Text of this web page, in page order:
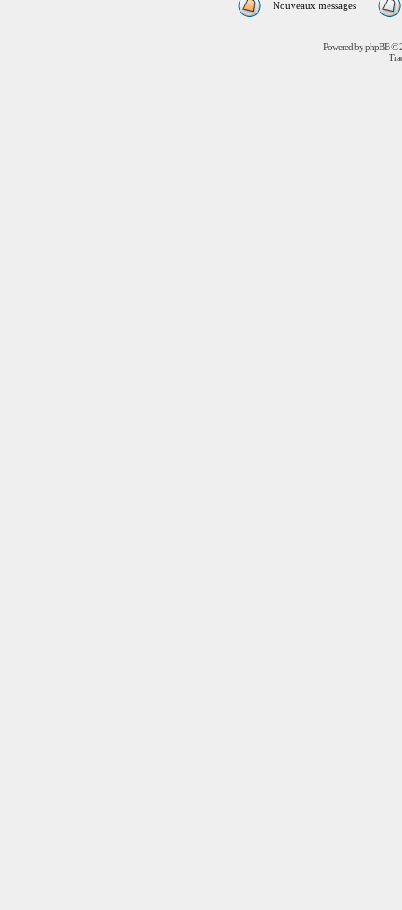
Nouveaux messages
Powered byphpBB©